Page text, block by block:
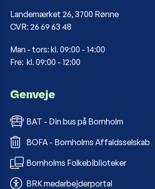
Landemærket 26, 3700 Rønne
CVR: 26 69 63 48
Man - tors: kl. 09:00 - 14:00
Fre: kl. 09:00 - 12:00
Genveje
BAT - Din bus på Bornholm
BOFA - Bornholms Affaldsselskab
Bornholms Folkebiblioteker
BRK medarbejderportal